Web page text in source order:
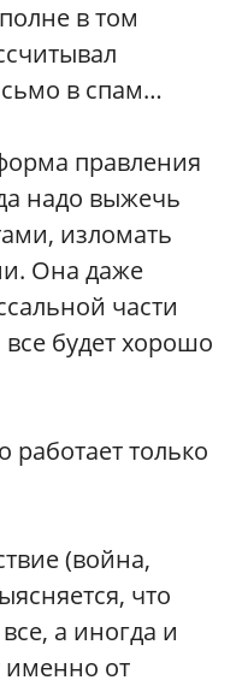
в том
в спам…
правления
надо выжечь
изломать
Она даже
части
будет хорошо
работает только
(война,
что
а иногда и
от